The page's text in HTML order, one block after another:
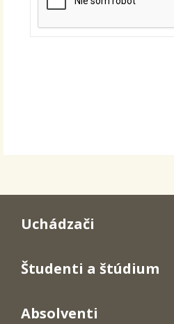
Uchádzači
Študenti a štúdium
Absolventi